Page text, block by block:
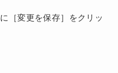
［変更を保存］をクリッ